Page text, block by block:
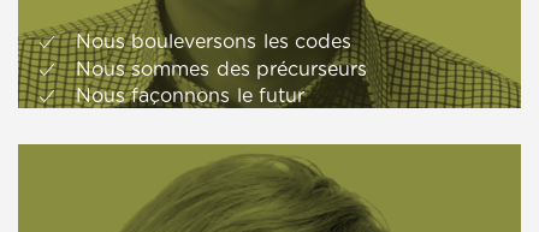
Nous bouleversons les codes
Nous sommes des précurseurs
Nous façonnons le futur